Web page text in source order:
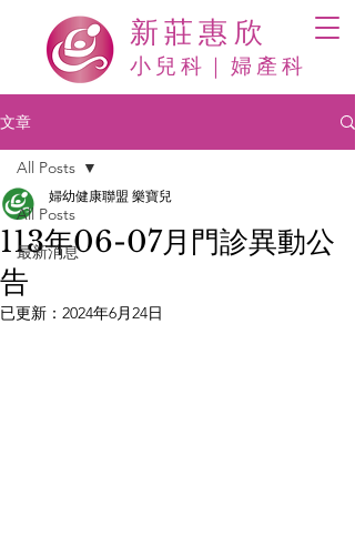
新莊惠欣
​小兒科｜婦產科
文章
All Posts
最新消息
All Posts
113年06-07月門診異動公
告
婦幼健康聯盟 樂寶兒
已更新： 2024年6月24日